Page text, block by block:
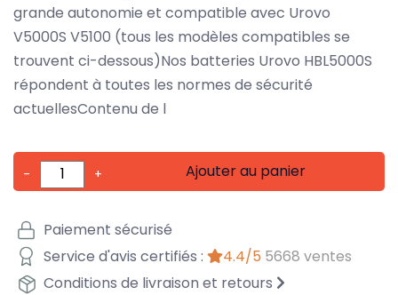
grande autonomie et compatible avec Urovo
V5000S V5100 (tous les modèles compatibles se
trouvent ci-dessous)Nos batteries Urovo HBL5000S
répondent à toutes les normes de sécurité
actuellesContenu de l
- + Ajouter au panier
Paiement sécurisé
Service d'avis certifiés :
4.4/5 5668 ventes
Conditions de livraison et retours